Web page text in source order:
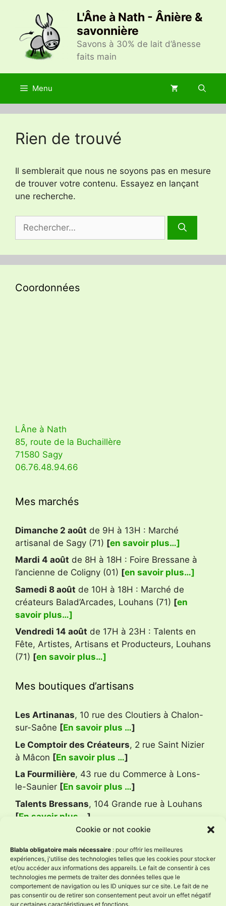
Cookie or not cookie
Blabla obligatoire mais nécessaire : pour offrir les meilleures
expériences, j'utilise des technologies telles que les cookies pour stocker
et/ou accéder aux informations des appareils. Le fait de consentir à ces
technologies me permets de traiter des données telles que le
comportement de navigation ou les ID uniques sur ce site. Le fait de ne
pas consentir ou de retirer son consentement peut avoir un effet négatif
sur certaines caractéristiques et fonctions.
contenu
L'Âne à Nath - Ânière &
savonnière
Savons à 30% de lait d’ânesse
faits main
Menu
Rien de trouvé
Il semblerait que nous ne soyons pas en mesure
de trouver votre contenu. Essayez en lançant
une recherche.
Coordonnées
LÂne à Nath
85, route de la Buchaillère
71580 Sagy
06.76.48.94.66
Mes marchés
Dimanche 2 août de 9H à 13H : Marché
artisanal de Sagy (71) [en savoir plus…]
Mardi 4 août de 8H à 18H : Foire Bressane à
l’ancienne de Coligny (01) [en savoir plus…]
Samedi 8 août de 10H à 18H : Marché de
créateurs Balad’Arcades, Louhans (71) [en
savoir plus…]
Vendredi 14 août de 17H à 23H : Talents en
Fête, Artistes, Artisans et Producteurs, Louhans
(71) [en savoir plus…]
Mes boutiques d’artisans
Les Artinanas, 10 rue des Cloutiers à Chalon-
sur-Saône [En savoir plus …]
Le Comptoir des Créateurs, 2 rue Saint Nizier
à Mâcon [En savoir plus …]
La Fourmilière, 43 rue du Commerce à Lons-
le-Saunier [En savoir plus …]
Talents Bressans, 104 Grande rue à Louhans
[En savoir plus … ]
Avis Google
L'Âne à Nath
4.9
Basé sur 58 avis